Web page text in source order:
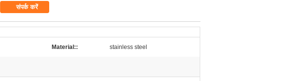
संपर्क करें
Material:: stainless steel